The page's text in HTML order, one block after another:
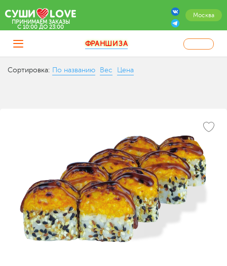
Москва
ПРИНИМАЕМ ЗАКАЗЫ
C 10:00 ДО 23:00
ФРАНШИЗА
Сортировка: По названию Вес Цена